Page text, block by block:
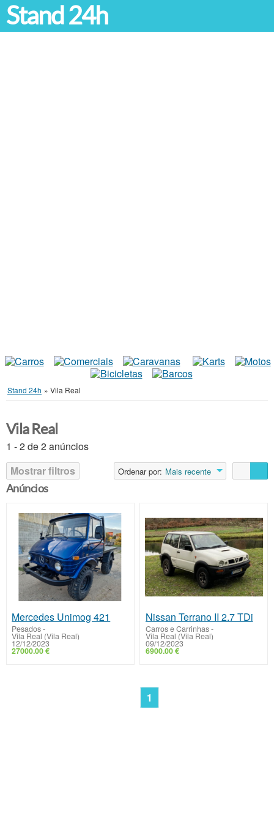
Stand 24h
Stand 24h » Vila Real
Vila Real
1 - 2 de 2 anúncios
Mostrar filtros
Ordenar por: Mais recente
Anúncios
Mercedes Unimog 421
Pesados-
Vila Real (Vila Real)
12/12/2023
27000.00 €
Nissan Terrano II 2.7 TDi
Carros e Carrinhas-
Vila Real (Vila Real)
09/12/2023
6900.00 €
1